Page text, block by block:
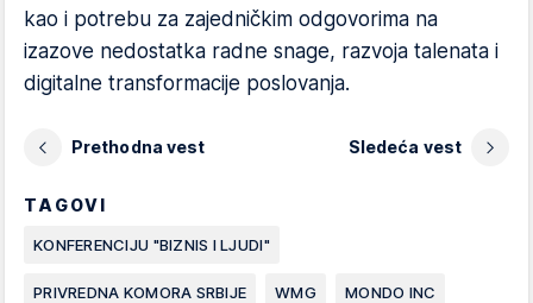
kao i potrebu za zajedničkim odgovorima na
izazove nedostatka radne snage, razvoja talenata i
digitalne transformacije poslovanja.
Prethodna vest Sledeća vest
TAGOVI
KONFERENCIJU "BIZNIS I LJUDI"
PRIVREDNA KOMORA SRBIJE WMG MONDO INC